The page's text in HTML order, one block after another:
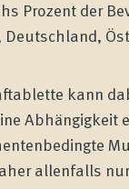
Prozent der
Deutschland,
kann
Abhängigkeit
allenfalls